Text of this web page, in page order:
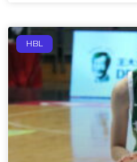
HBL